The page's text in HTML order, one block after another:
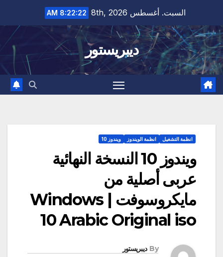
content
السبت. أغسطس 8th, 2026 8:22:23 AM
ديبريستور
انظمة التشغيل انظمة الويندوز ويندوز 10
ويندوز 10 النسخة النهائية
عربى أصلية من
مايكروسوفت | Windows
10 Arabic Original iso
By ديبريستور